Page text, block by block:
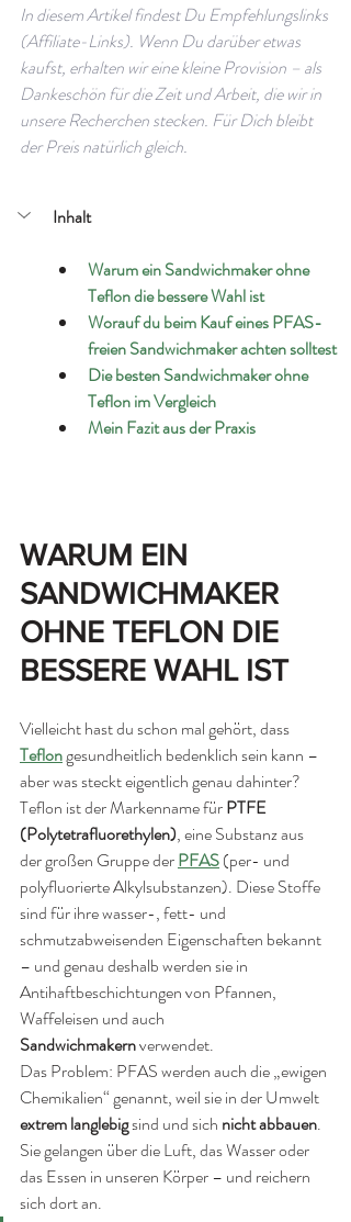
In diesem Artikel findest Du Empfehlungslinks
(Affiliate-Links). Wenn Du darüber etwas
kaufst, erhalten wir eine kleine Provision – als
Dankeschön für die Zeit und Arbeit, die wir in
unsere Recherchen stecken. Für Dich bleibt
der Preis natürlich gleich.
Inhalt
Warum ein Sandwichmaker ohne
Teflon die bessere Wahl ist
Worauf du beim Kauf eines PFAS-
freien Sandwichmaker achten solltest
Die besten Sandwichmaker ohne
Teflon im Vergleich
Mein Fazit aus der Praxis
WARUM EIN
SANDWICHMAKER
OHNE TEFLON DIE
BESSERE WAHL IST
Vielleicht hast du schon mal gehört, dass
Teflongesundheitlich bedenklich sein kann –
aber was steckt eigentlich genau dahinter?
Teflon ist der Markenname für PTFE
(Polytetrafluorethylen), eine Substanz aus
der großen Gruppe derPFAS(per- und
polyfluorierte Alkylsubstanzen). Diese Stoffe
sind für ihre wasser-, fett- und
schmutzabweisenden Eigenschaften bekannt
– und genau deshalb werden sie in
Antihaftbeschichtungen von Pfannen,
Waffeleisen und auch
Sandwichmakern verwendet.
Das Problem: PFAS werden auch die „ewigen
Chemikalien“ genannt, weil sie in der Umwelt
extrem langlebig sind und sich nicht abbauen.
Sie gelangen über die Luft, das Wasser oder
das Essen in unseren Körper – und reichern
sich dort an.